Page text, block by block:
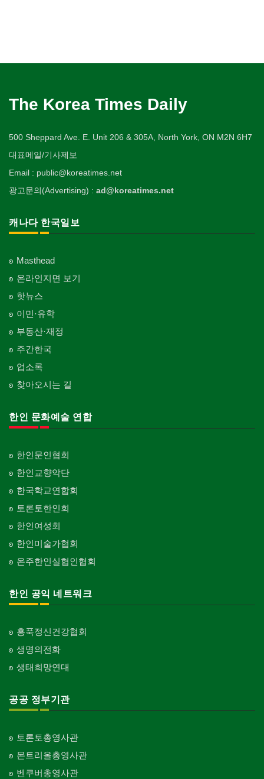
The Korea Times Daily
500 Sheppard Ave. E. Unit 206 & 305A, North York, ON M2N 6H7
대표메일/기사제보
Email : public@koreatimes.net
광고문의(Advertising) : ad@koreatimes.net
캐나다 한국일보
Masthead
온라인지면 보기
핫뉴스
이민·유학
부동산·재정
주간한국
업소록
찾아오시는 길
한인 문화예술 연합
한인문인협회
한인교향악단
한국학교연합회
토론토한인회
한인여성회
한인미술가협회
온주한인실협인협회
한인 공익 네트워크
홍푹정신건강협회
생명의전화
생태희망연대
공공 정부기관
토론토총영사관
몬트리올총영사관
벤쿠버총영사관